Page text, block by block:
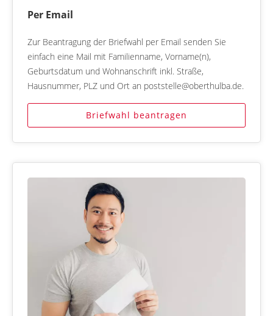
Per Email
Zur Beantragung der Briefwahl per Email senden Sie
einfach eine Mail mit Familienname, Vorname(n),
Geburtsdatum und Wohnanschrift inkl. Straße,
Hausnummer, PLZ und Ort an poststelle@oberthulba.de.
Briefwahl beantragen